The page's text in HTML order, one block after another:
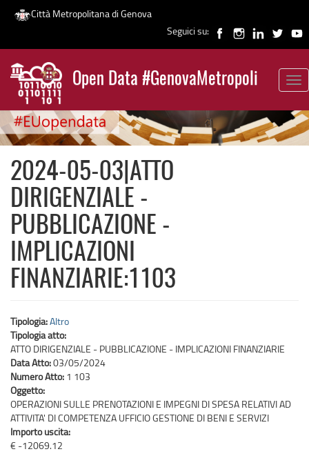
Salta
contenuto
principale
Città Metropolitana di Genova
Seguici su:
Open Data #GenovaMetropoli
News
2024-05-03|ATTO
DIRIGENZIALE -
PUBBLICAZIONE -
IMPLICAZIONI
FINANZIARIE:1103
Tipologia:Altro
Tipologia atto:
ATTO DIRIGENZIALE - PUBBLICAZIONE - IMPLICAZIONI FINANZIARIE
Data Atto:03/05/2024
Numero Atto: 1 103
Oggetto:
OPERAZIONI SULLE PRENOTAZIONI E IMPEGNI DI SPESA RELATIVI AD
ATTIVITA' DI COMPETENZA UFFICIO GESTIONE DI BENI E SERVIZI
Importo uscita:
€ -12069.12